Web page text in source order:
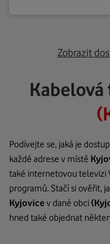
Zobrazit
Podívejte se, jaká je
každé adrese v místě
také internetovou televizi
programů. Stačí si ověřit,
Kyjovicev dané obci
hned také objednat